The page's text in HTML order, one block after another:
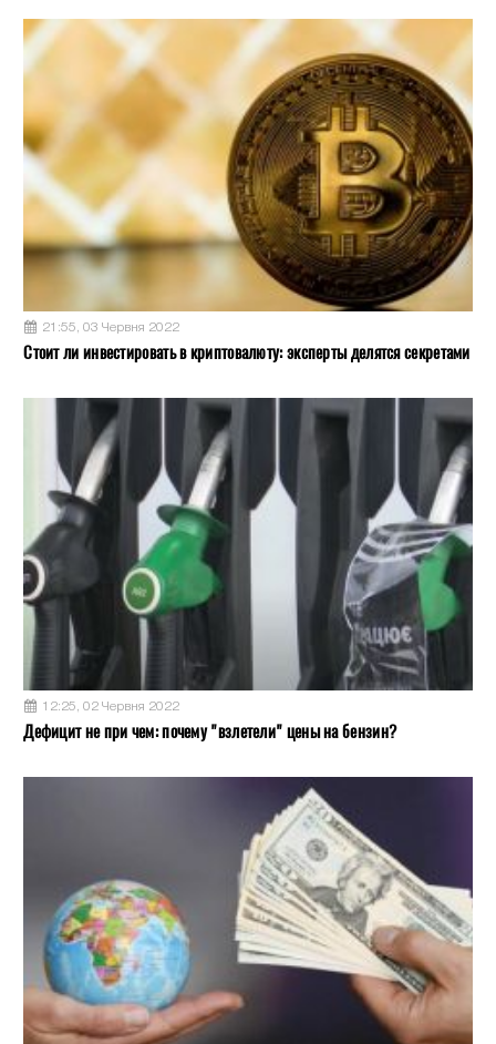
21:55, 03 Червня 2022
Стоит ли инвестировать в криптовалюту: эксперты делятся секретами
12:25, 02 Червня 2022
Дефицит не при чем: почему "взлетели" цены на бензин?